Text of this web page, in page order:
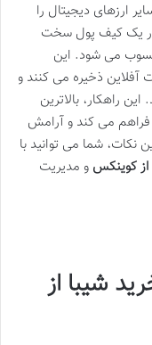
ارزهای دیجیتال را
در یک کیف پول سخت
می شود. این
ذخیره می کنند و
راهکار، بالاترین
فراهم می کند و آرامش
نکات، شما می توانید با
از کوینکس و مدیریت
شیبا از